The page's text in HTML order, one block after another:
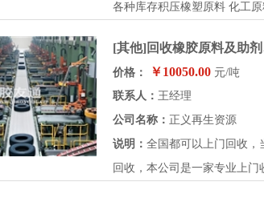
各种库存积压橡塑原料 化工
[其他]回收橡胶原料及助
价格： ￥10050.00 元/吨
联系人： 王经理
公司名称： 正义再生资源
说明： 全国都可以上门回收，
回收，本公司是一家专业上